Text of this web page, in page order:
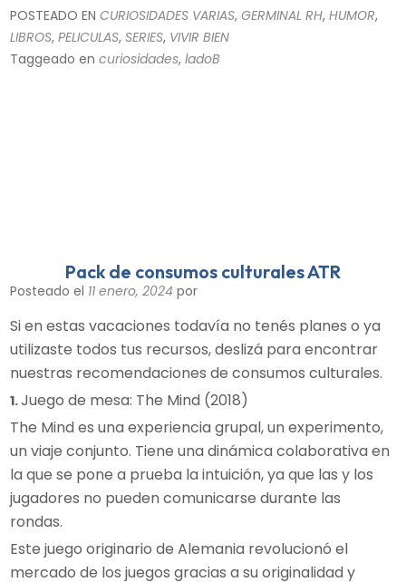
POSTEADO EN CURIOSIDADES VARIAS, GERMINAL RH, HUMOR,
LIBROS, PELICULAS, SERIES, VIVIR BIEN
Taggeado en curiosidades, ladoB
Pack de consumos culturales ATR
Posteado el 11 enero, 2024 por
Si en estas vacaciones todavía no tenés planes o ya
utilizaste todos tus recursos, deslizá para encontrar
nuestras recomendaciones de consumos culturales.
1.Juego de mesa: The Mind (2018)
The Mind es una experiencia grupal, un experimento,
un viaje conjunto. Tiene una dinámica colaborativa en
la que se pone a prueba la intuición, ya que las y los
jugadores no pueden comunicarse durante las
rondas.
Este juego originario de Alemania revolucionó el
mercado de los juegos gracias a su originalidad y